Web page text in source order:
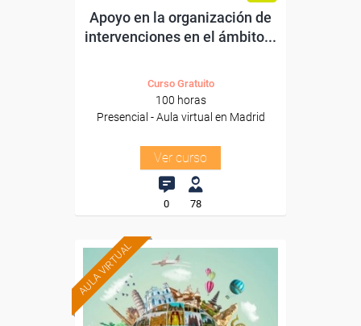
Apoyo en la organización de
intervenciones en el ámbito...
Curso Gratuito
100 horas
Presencial - Aula virtual en Madrid
Ver curso
0 78
AULA VIRTUAL Formación 100%
subvencionada.